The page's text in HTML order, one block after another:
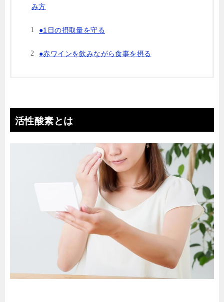
み方
●1日の摂取量を守る
●赤ワインを飲みながら食事を摂る
活性酸素とは